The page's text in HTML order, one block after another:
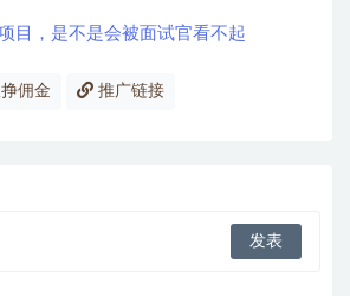
目，是不是会被面试官看不起
佣金 推广链接